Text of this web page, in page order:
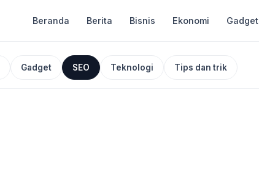
Beranda Berita Bisnis Ekonomi Gadget
Gadget SEO Teknologi Tips dan trik